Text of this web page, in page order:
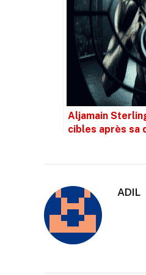
Aljamain
cibles après sa
ADIL